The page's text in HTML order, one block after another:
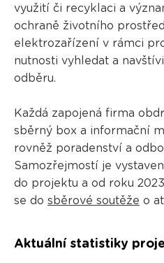
využití či recyklaci a
ochraně životního
elektrozařízení v rámci
nutnosti vyhledat a
odběru.
Každá zapojená firma
sběrný box a informační
rovněž poradenství a
Samozřejmostí je
do projektu a od roku
se do sběrové soutěže o
Aktuální statistiky